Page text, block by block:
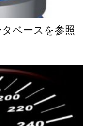
ベースを参照